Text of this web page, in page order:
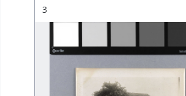
Résultat n°
3